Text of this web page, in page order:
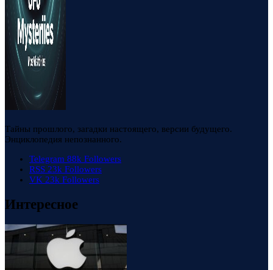
Тайны прошлого, загадки настоящего, версии будущего.
Энциклопедия непознанного.
Telegram 88k Followers
RSS 23k Followers
VK 23k Followers
Интересное